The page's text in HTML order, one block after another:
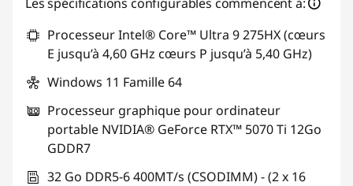
Processeur Intel® Core™ Ultra 9 275HX (cœurs
E jusqu’à 4,60 GHz cœurs P jusqu’à 5,40 GHz)
Windows 11 Famille 64
Processeur graphique pour ordinateur
portable NVIDIA® GeForce RTX™ 5070 Ti 12Go
GDDR7
32 Go DDR5-6 400MT/s (CSODIMM) - (2 x 16